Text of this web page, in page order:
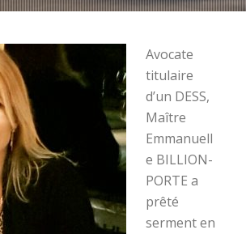
Avocate
titulaire
d’un DESS,
Maître
Emmanuell
e BILLION-
PORTE a
prêté
serment en